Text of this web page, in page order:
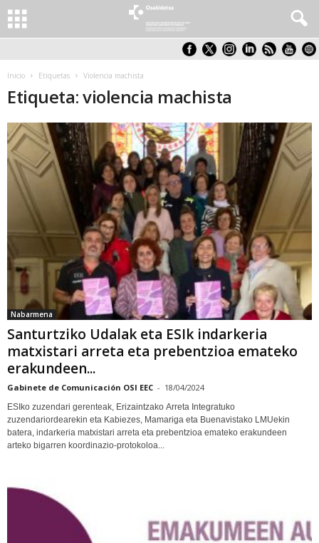
Inicio Etiquetas Violencia machista
Etiqueta: violencia machista
Nabarmena
Santurtziko Udalak eta ESIk indarkeria
matxistari arreta eta prebentzioa emateko
erakundeen...
Gabinete de Comunicación OSI EEC - 18/04/2024
ESIko zuzendari gerenteak, Erizaintzako Arreta Integratuko
zuzendariordearekin eta Kabiezes, Mamariga eta Buenavistako LMUekin
batera, indarkeria matxistari arreta eta prebentzioa emateko erakundeen
arteko bigarren koordinazio-protokoloa...